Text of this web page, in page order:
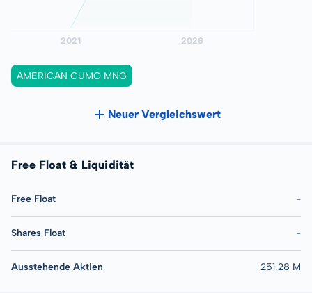
AMERICAN CUMO MNG
Neuer Vergleichswert
Free Float & Liquidität
Free Float -
Shares Float -
Ausstehende Aktien 251,28 M